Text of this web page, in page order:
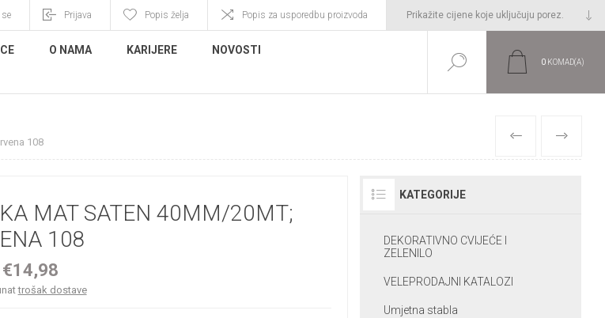
Prijava Popis želja Popis za usporedbu proizvoda
O NAMA KARIJERE
NOVOSTI
0 KOMAD(A)
108 PRETHODNI
SLIJEDEĆI
MAT SATEN 40MM/20MT;
108
€14,98
trošak dostave
KATEGORIJE
DEKORATIVNO CVIJEĆE I
ZELENILO
VELEPRODAJNI KATALOZI
Umjetna stabla